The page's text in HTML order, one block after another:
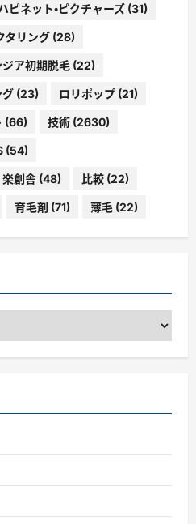
ピネット・ピクチャーズ (31)
タリング (28)
ジア初期脱毛 (22)
グ (23) ロリポップ (21)
(66) 技術 (2630)
(54)
楽創舎 (48) 比較 (22)
育毛剤 (71) 薄毛 (22)